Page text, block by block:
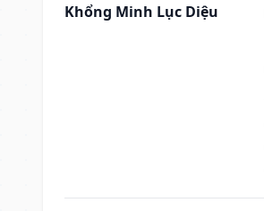
Khổng Minh Lục Diệu